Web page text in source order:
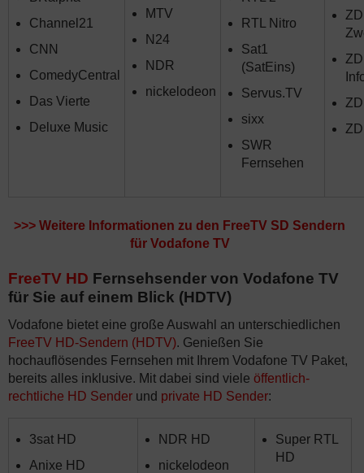
Channel21
CNN
ComedyCentral
Das Vierte
Deluxe Music
MTV
N24
NDR
nickelodeon
RTL Nitro
Sat1
(SatEins)
Servus.TV
sixx
SWR
Fernsehen
>>> Weitere Informationen zu den FreeTV SD Sendern
für Vodafone TV
FreeTV HD Fernsehsender von Vodafone TV
für Sie auf einem Blick (HDTV)
Vodafone bietet eine große Auswahl an unterschiedlichen
FreeTV HD-Sendern (HDTV). Genießen Sie
hochauflösendes Fernsehen mit Ihrem Vodafone TV Paket,
bereits alles inklusive. Mit dabei sind viele öffentlich-
rechtliche HD Sender und private HD Sender:
3sat HD
Anixe HD
NDR HD
nickelodeon
Super RTL
HD